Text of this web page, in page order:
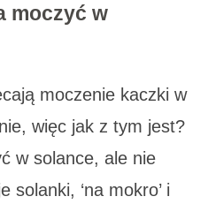
moczyć w
moczenie kaczki w
więc jak z tym jest?
w solance, ale nie
solanki, ‘na mokro’ i